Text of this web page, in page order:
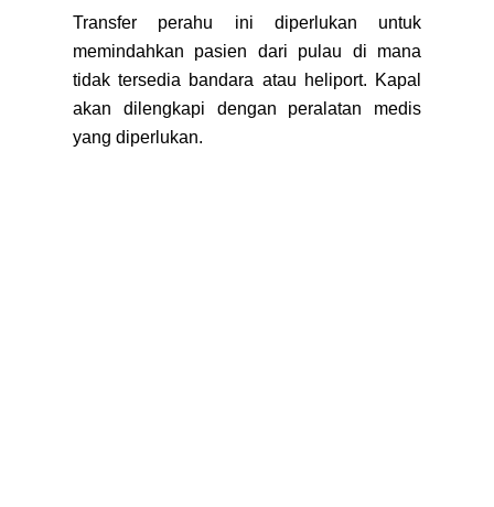
Transfer perahu ini diperlukan untuk
memindahkan pasien dari pulau di mana
tidak tersedia bandara atau heliport. Kapal
akan dilengkapi dengan peralatan medis
yang diperlukan.